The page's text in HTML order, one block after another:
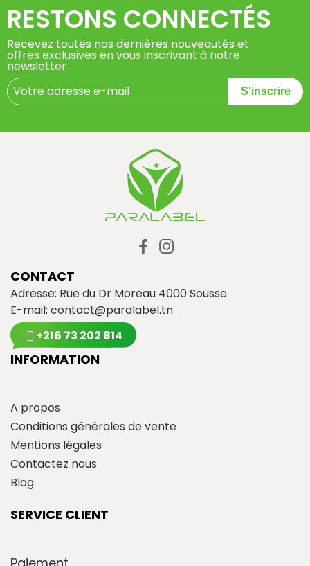
RESTONS CONNECTÉS
Recevez toutes nos dernières nouveautés et
offres exclusives en vous inscrivant à notre
newsletter
S'inscrire
CONTACT
Adresse: Rue du Dr Moreau 4000 Sousse
E-mail: contact@paralabel.tn
+216 73 202 814
INFORMATION
A propos
Conditions générales de vente
Mentions légales
Contactez nous
Blog
SERVICE CLIENT